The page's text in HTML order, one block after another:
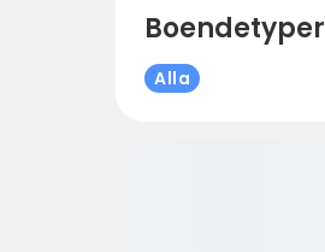
Boendetyper
Alla